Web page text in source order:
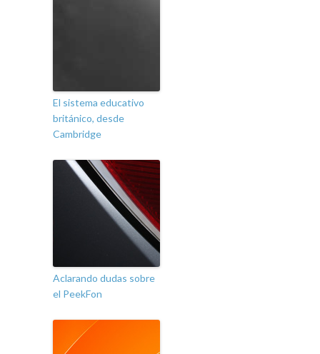
El sistema educativo
británico, desde
Cambridge
Aclarando dudas sobre
el PeekFon